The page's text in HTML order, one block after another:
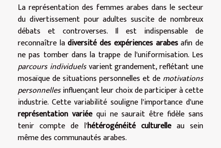
La représentation des femmes arabes dans le secteur
du divertissement pour adultes suscite de nombreux
débats et controverses. Il est indispensable de
reconnaître ladiversité des expériences arabesafin de
ne pas tomber dans la trappe de l'uniformisation. Les
parcours individuelsvarient grandement, reflétant une
mosaïque de situations personnelles et de motivations
personnellesinfluençant leur choix de participer à cette
industrie. Cette variabilité souligne l'importance d'une
représentation variéequi ne saurait être fidèle sans
tenir compte de l'hétérogénéité culturelleau sein
même des communautés arabes.